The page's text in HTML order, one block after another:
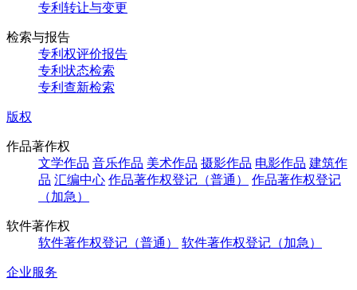
专利转让与变更
检索与报告
专利权评价报告
专利状态检索
专利查新检索
版权
作品著作权
文学作品 音乐作品 美术作品 摄影作品 电影作品 建筑作
品 汇编中心 作品著作权登记（普通）
作品著作权登记
（加急）
软件著作权
软件著作权登记（普通）
软件著作权登记（加急）
企业服务